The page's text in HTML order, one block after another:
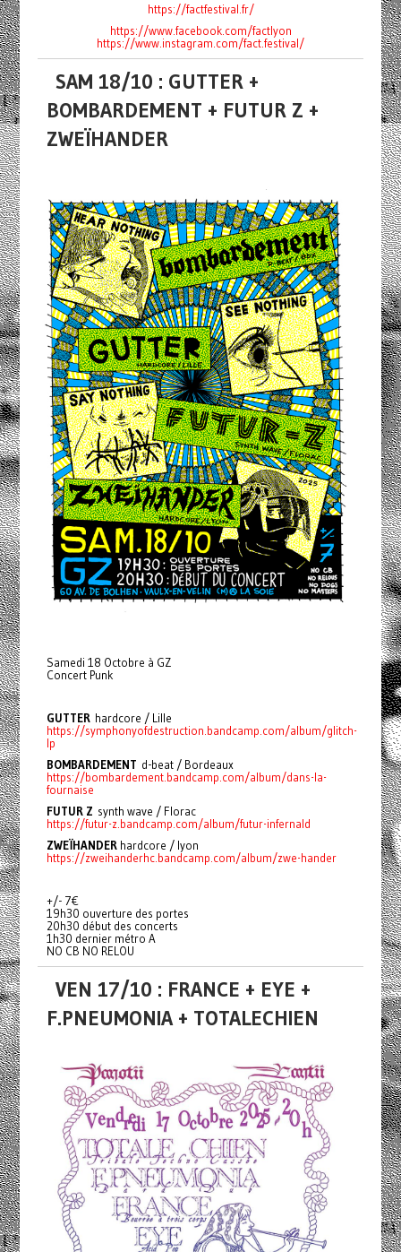
https://factfestival.fr/
https://www.facebook.com/factlyon
https://www.instagram.com/fact.festival/
SAM 18/10 : GUTTER +
BOMBARDEMENT + FUTUR Z +
ZWEÏHANDER
Samedi 18 Octobre à GZ
Concert Punk
GUTTERhardcore / Lille
https://symphonyofdestruction.bandcamp.com/album/glitch-
lp
BOMBARDEMENT d-beat / Bordeaux
https://bombardement.bandcamp.com/album/dans-la-
fournaise
FUTUR Z synth wave / Florac
https://futur-z.bandcamp.com/album/futur-infernald
ZWEÏHANDERhardcore / lyon
https://zweihanderhc.bandcamp.com/album/zwe-hander
+/- 7€
19h30 ouverture des portes
20h30 début des concerts
1h30 dernier métro A
NO CB NO RELOU
VEN 17/10 : FRANCE + EYE +
F.PNEUMONIA + TOTALECHIEN